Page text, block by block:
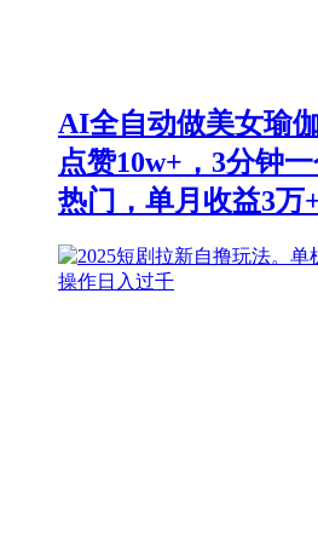
AI全自动做美女瑜
点赞10w+，3分钟
热门，单月收益3万